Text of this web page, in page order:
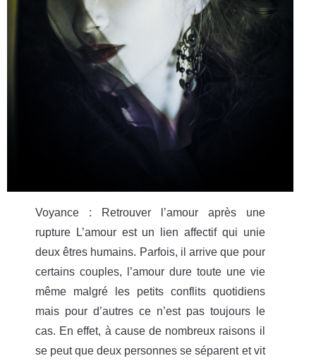
Voyance : Retrouver l’amour après une
rupture L’amour est un lien affectif qui unie
deux êtres humains. Parfois, il arrive que pour
certains couples, l’amour dure toute une vie
même malgré les petits conflits quotidiens
mais pour d’autres ce n’est pas toujours le
cas. En effet, à cause de nombreux raisons il
se peut que deux personnes se séparent et vit